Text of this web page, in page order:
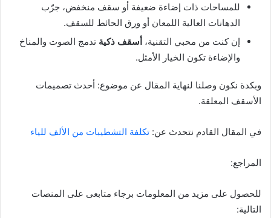
للمساحات ذات إضاءة ضعيفة أو سقف منخفض، جرّب
الدهانات العالية اللمعان أو ورق الحائط للسقف.
إن كنت من محبي التقنية، أسقف ذكية تدمج الصوت والمناخ
والإضاءة تكون الخيار الأمثل.
وبكدة نكون وصلنا لنهاية المقال عن موضوع: أحدث تصميمات
الأسقف المعلقة.
في المقال القادم نتحدث عن: تكلفة التشطيبات من الألف للياء
المراجع:
للحصول على مزيد من المعلومات برجاء متابعى على المنصات
التالية: